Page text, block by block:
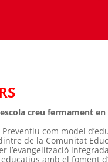
creu fermament en
Preventiu com model
de la Comunitat
l’evangelització
amb el foment